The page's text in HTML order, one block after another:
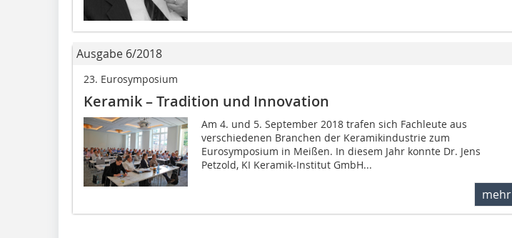
Ausgabe 6/2018
23. Eurosymposium
Keramik – Tradition und Innovation
Am 4. und 5. September 2018 trafen sich Fachleute aus
verschiedenen Branchen der Keramikindustrie zum
Eurosymposium in Meißen. In diesem Jahr konnte Dr. Jens
Petzold, KI Keramik-Institut GmbH...
mehr